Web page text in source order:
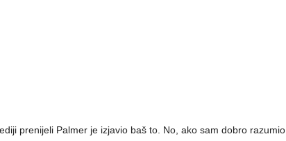
prenijeli Palmer je izjavio baš to. No, ako sam dobro razumio,